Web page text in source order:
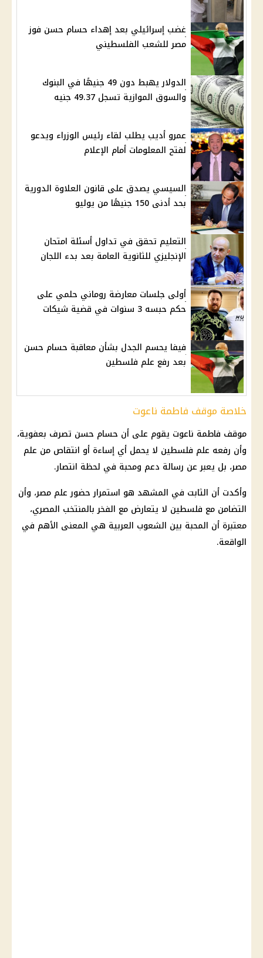
غضب إسرائيلي بعد إهداء حسام حسن فوز
مصر للشعب الفلسطيني
الدولار يهبط دون 49 جنيهًا في البنوك
والسوق الموازية تسجل 49.37 جنيه
عمرو أديب يطلب لقاء رئيس الوزراء ويدعو
لفتح المعلومات أمام الإعلام
السيسي يصدق على قانون العلاوة الدورية
بحد أدنى 150 جنيهًا من يوليو
التعليم تحقق في تداول أسئلة امتحان
الإنجليزي للثانوية العامة بعد بدء اللجان
أولى جلسات معارضة روماني حلمي على
حكم حبسه 3 سنوات في قضية شيكات
فيفا يحسم الجدل بشأن معاقبة حسام حسن
بعد رفع علم فلسطين
خلاصة موقف فاطمة ناعوت
موقف فاطمة ناعوت يقوم على أن حسام حسن تصرف بعفوية،
وأن رفعه علم فلسطين لا يحمل أي إساءة أو انتقاص من علم
مصر، بل يعبر عن رسالة دعم ومحبة في لحظة انتصار.
وأكدت أن الثابت في المشهد هو استمرار حضور علم مصر، وأن
التضامن مع فلسطين لا يتعارض مع الفخر بالمنتخب المصري،
معتبرة أن المحبة بين الشعوب العربية هي المعنى الأهم في
الواقعة.